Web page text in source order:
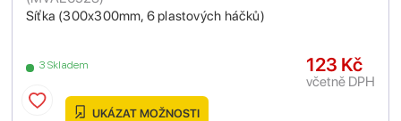
Síťka (300x300mm, 6 plastových háčků)
3 Skladem 123 Kč
včetně DPH
UKÁZAT MOŽNOSTI